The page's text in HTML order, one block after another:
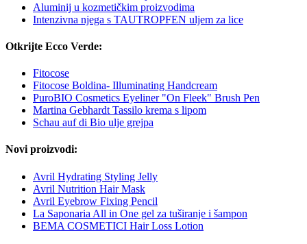
Aluminij u kozmetičkim proizvodima
Intenzivna njega s TAUTROPFEN uljem za lice
Otkrijte Ecco Verde:
Fitocose
Fitocose Boldina- Illuminating Handcream
PuroBIO Cosmetics Eyeliner "On Fleek" Brush Pen
Martina Gebhardt Tassilo krema s lipom
Schau auf di Bio ulje grejpa
Novi proizvodi:
Avril Hydrating Styling Jelly
Avril Nutrition Hair Mask
Avril Eyebrow Fixing Pencil
La Saponaria All in One gel za tuširanje i šampon
BEMA COSMETICI Hair Loss Lotion